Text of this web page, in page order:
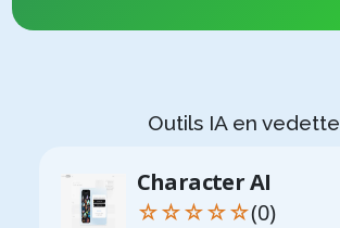
Outils IA en vedette
Character AI
☆☆☆☆☆(0)